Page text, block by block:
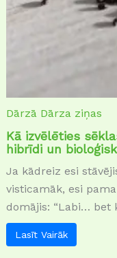
Dārzā Dārza ziņas
Kā izvēlēties
hibrīdi un
Ja kādreiz esi
visticamāk, esi
domājis: “Labi… bet
Lasīt Vairāk